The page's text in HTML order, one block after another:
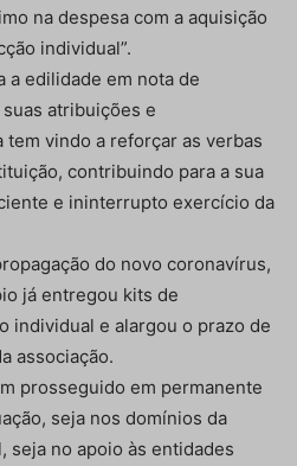
na despesa com a aquisição
individual”.
a edilidade em nota de
atribuições e
tem vindo a reforçar as verbas
contribuindo para a sua
e ininterrupto exercício da
do novo coronavírus,
já entregou kits de
individual e alargou o prazo de
associação.
prosseguido em permanente
seja nos domínios da
seja no apoio às entidades